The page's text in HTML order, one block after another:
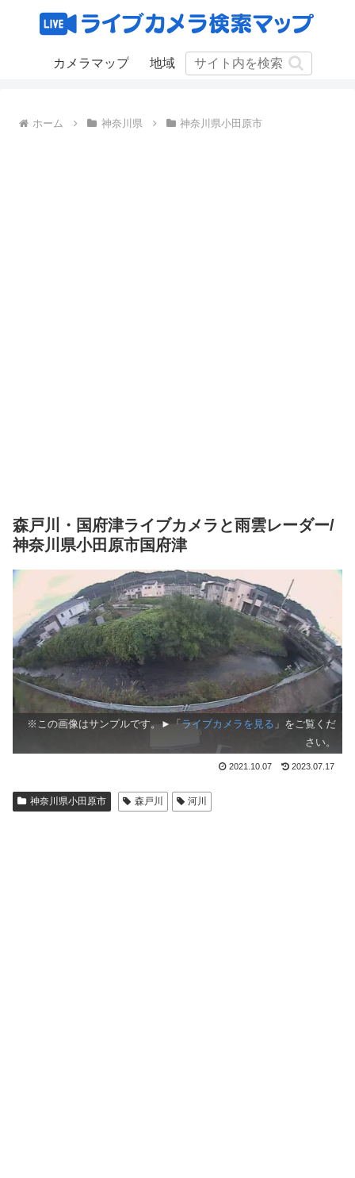
カメラマップ 地域
ホーム 神奈川県 神奈川県小田原市
森戸川・国府津ライブカメラと雨雲レーダー/
神奈川県小田原市国府津
※この画像はサンプルです。►「ライブカメラを見る 」をご覧くだ
さい。
2021.10.07 2023.07.17
神奈川県小田原市 森戸川 河川